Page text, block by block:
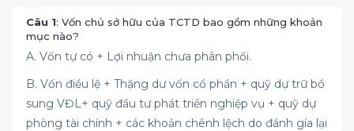
Câu 1: Vốn chủ sở hữu của TCTD bao gồm những khoản
mục nào?
A. Vốn tự có + Lợi nhuận chưa phân phối.
B. Vốn điều lệ + Thặng dư vốn cổ phần + quỹ dự trữ bổ
sung VĐL+ quỹ đầu tư phát triển nghiệp vụ + quỹ dự
phòng tài chính + các khoản chênh lệch do đánh gía lại